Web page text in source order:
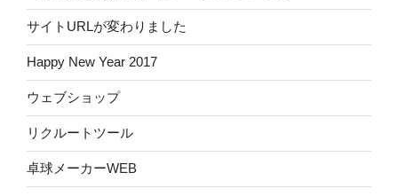
サイトURLが変わりました
Happy New Year 2017
ウェブショップ
リクルートツール
卓球メーカーWEB